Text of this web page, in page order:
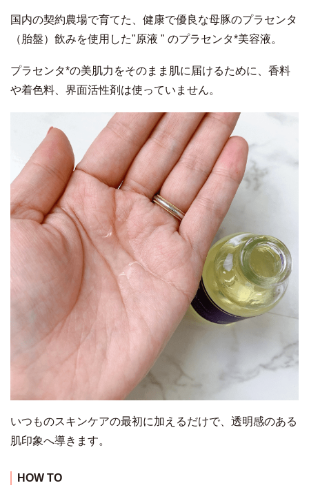
国内の契約農場で育てた、健康で優良な母豚のプラセンタ
（胎盤）飲みを使用した"原液 " のプラセンタ*美容液。
プラセンタ*の美肌力をそのまま肌に届けるために、香料
や着色料、界面活性剤は使っていません。
いつものスキンケアの最初に加えるだけで、透明感のある
肌印象へ導きます。
HOW TO